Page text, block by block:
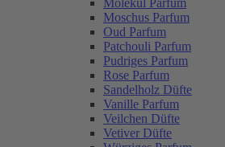
Molekül Parfum
Moschus Parfum
Oud Parfum
Patchouli Parfum
Pudriges Parfum
Rose Parfum
Sandelholz Düfte
Vanille Parfum
Veilchen Düfte
Vetiver Düfte